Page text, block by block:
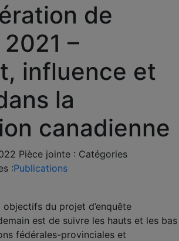
de
–
influence et
la
canadienne
Pièce jointe : Catégories
:Publications
objectifs du projet d’enquête
est de suivre les hauts et les bas
fédérales-provinciales et